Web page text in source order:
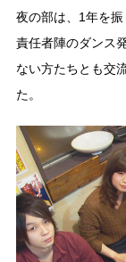
夜の部は、1年を振
責任者陣のダンス
ない方たちとも交
た。